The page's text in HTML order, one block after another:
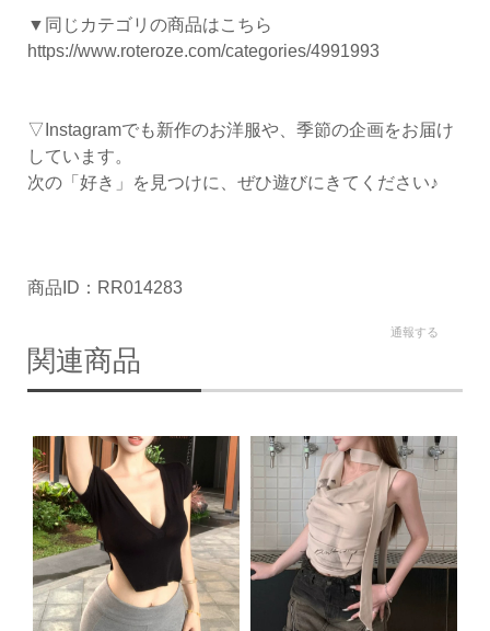
▼同じカテゴリの商品はこちら
https://www.roteroze.com/categories/4991993
▽Instagramでも新作のお洋服や、季節の企画をお届け
しています。
次の「好き」を見つけに、ぜひ遊びにきてください♪
商品ID：RR014283
通報する
関連商品